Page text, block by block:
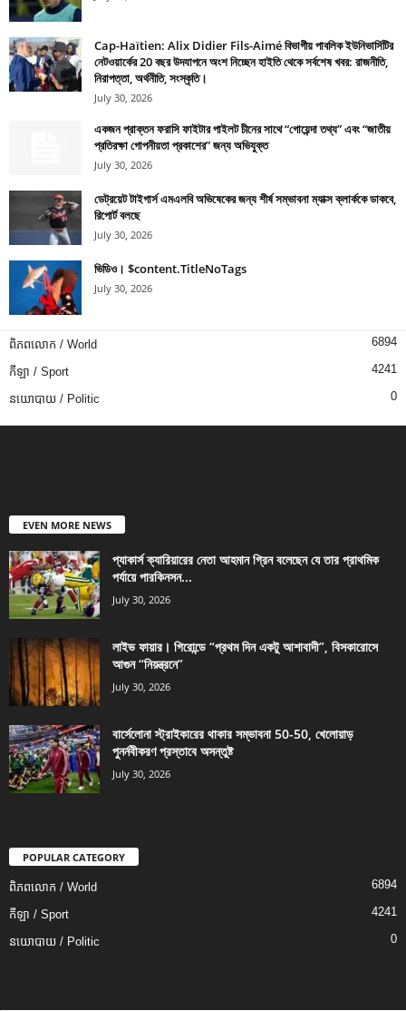
Cap-Haïtien: Alix Didier Fils-Aimé বিভাগীয় পাবলিক ইউনিভার্সিটির
নেটওয়ার্কের 20 বছর উদযাপনে অংশ নিচ্ছেন হাইতি থেকে সর্বশেষ খবর: রাজনীতি,
নিরাপত্তা, অর্থনীতি, সংস্কৃতি।
July 30, 2026
একজন প্রাক্তন ফরাসি ফাইটার পাইলট চীনের সাথে “গোয়েন্দা তথ্য” এবং “জাতীয়
প্রতিরক্ষা গোপনীয়তা প্রকাশের” জন্য অভিযুক্ত
July 30, 2026
ডেট্রয়েট টাইগার্স এমএলবি অভিষেকের জন্য শীর্ষ সম্ভাবনা ম্যাক্স ক্লার্ককে ডাকবে,
রিপোর্ট বলছে
July 30, 2026
ভিডিও। $content.TitleNoTags
July 30, 2026
ពិភពលោក / World 6894
កីឡា / Sport 4241
នយោបាយ / Politic 0
EVEN MORE NEWS
প্যাকার্স ক্যারিয়ারের নেতা আহমান গ্রিন বলেছেন যে তার প্রাথমিক
পর্যায়ে পারকিনসন...
July 30, 2026
লাইভ ফায়ার। গিরোন্ডে “প্রথম দিন একটু আশাবাদী”, বিসকারোসে
আগুন “নিয়ন্ত্রনে”
July 30, 2026
বার্সেলোনা স্ট্রাইকারের থাকার সম্ভাবনা 50-50, খেলোয়াড়
পুনর্নবীকরণ প্রস্তাবে অসন্তুষ্ট
July 30, 2026
POPULAR CATEGORY
ពិភពលោក / World 6894
កីឡា / Sport 4241
នយោបាយ / Politic 0